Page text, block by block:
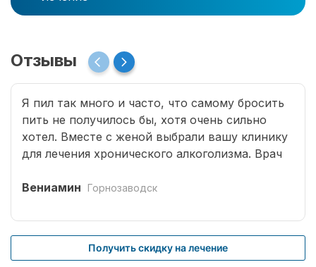
Отзывы
Я пил так много и часто, что самому бросить
пить не получилось бы, хотя очень сильно
хотел. Вместе с женой выбрали вашу клинику
для лечения хронического алкоголизма. Врач
сроком на три года. Вшивание препаратов
лечение. Врачом наркологом было подобрано
несколько начальных эффективных методик
для меня. Я завязал с приемом спиртных
Вениамин Горнозаводск
Получить скидку на лечение